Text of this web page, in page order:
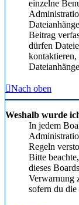
einzelne
Beitrag
dürfen
Nach oben
Weshalb wurde
In jedem
Regeln
Bitte
dieses
Verwarnung
sofern du